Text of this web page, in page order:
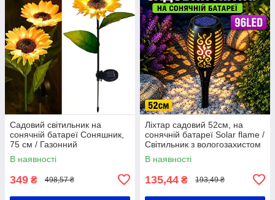
Садовий світильник на
сонячній батареї Соняшник,
75 см / Газонний
світлодіодний ліхтар
В наявності
349 ₴ 498,57 ₴
Ліхтар садовий 52см, на
сонячній батареї Solar flame /
Світильник з вологозахистом
/ Ліхтар з ефектом полум'я
В наявності
135,44 ₴ 193,49 ₴